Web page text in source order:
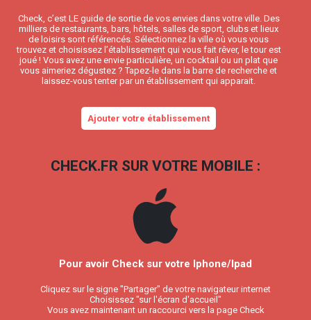
Check, c’est LE guide de sortie de vos envies dans votre ville. Des
milliers de restaurants, bars, hôtels, salles de sport, clubs et lieux
de loisirs sont référencés. Sélectionnez la ville où vous vous
trouvez et choisissez l’établissement qui vous fait rêver, le tour est
joué ! Vous avez une envie particulière, un cocktail ou un plat que
vous aimeriez dégustez ? Tapez-le dans la barre de recherche et
laissez-vous tenter par un établissement qui apparait.
Ajouter votre établissement
CHECK.FR SUR VOTRE MOBILE :
Pour avoir Check sur votre Iphone/Ipad
Cliquez sur le signe "Partager" de votre navigateur internet
Choisissez "sur l'écran d'accueil"
Vous avez maintenant un raccourci vers la page Check